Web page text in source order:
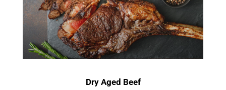
Dry Aged Beef